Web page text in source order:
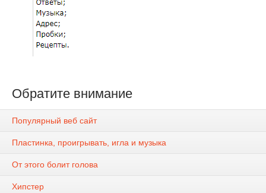
Обратите внимание
Популярный веб сайт
Пластинка, проигрывать, игла и музыка
От этого болит голова
Хипстер